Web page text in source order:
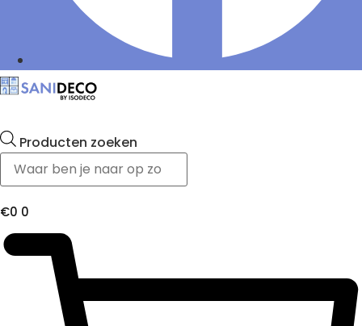
Producten zoeken
€0 0